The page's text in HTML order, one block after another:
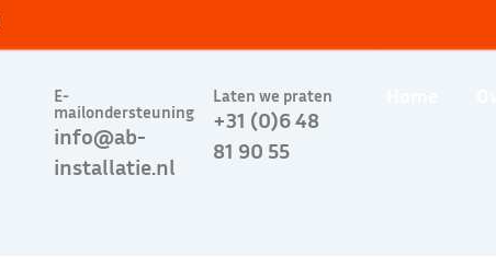
E-
mailondersteuning
info@ab-
installatie.nl
Laten we praten
+31 (0)6 48
81 90 55